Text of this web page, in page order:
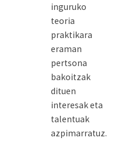
inguruko
teoria
praktikara
eraman
pertsona
bakoitzak
dituen
interesak eta
talentuak
azpimarratuz.